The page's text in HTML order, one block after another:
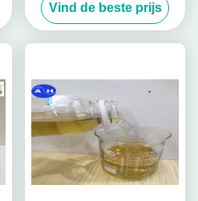
van Tabacco
Vind de beste prijs